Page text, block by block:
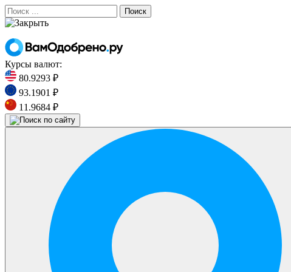
Поиск
Курсы валют:
80.9293 ₽
93.1901 ₽
11.9684 ₽